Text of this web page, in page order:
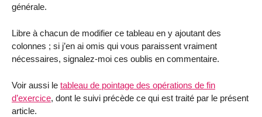
générale.
Libre à chacun de modifier ce tableau en y ajoutant des
colonnes ; si j’en ai omis qui vous paraissent vraiment
nécessaires, signalez-moi ces oublis en commentaire.
Voir aussi le tableau de pointage des opérations de fin
d’exercice, dont le suivi précède ce qui est traité par le présent
article.